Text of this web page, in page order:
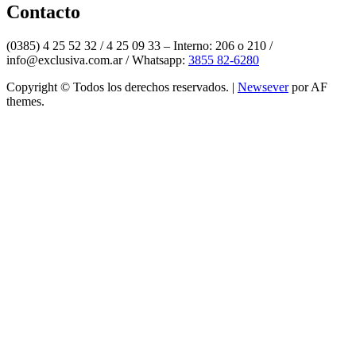
Contacto
(0385) 4 25 52 32 / 4 25 09 33 – Interno: 206 o 210 /
info@exclusiva.com.ar / Whatsapp: 3855 82-6280
Copyright © Todos los derechos reservados. | Newseverpor AF
themes.